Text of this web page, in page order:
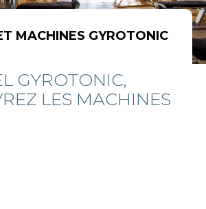
MACHINES GYROTONIC
GYROTONIC,
LES MACHINES